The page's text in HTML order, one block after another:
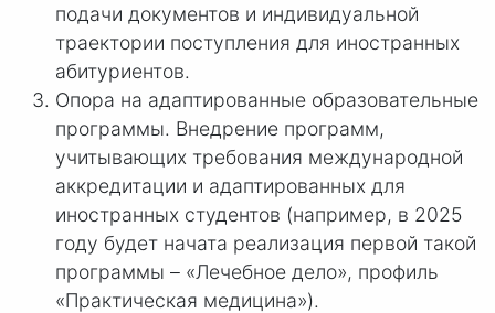
подачи документов и индивидуальной
траектории поступления для иностранных
абитуриентов.
Опора на адаптированные образовательные
программы. Внедрение программ,
учитывающих требования международной
аккредитации и адаптированных для
иностранных студентов (например, в 2025
году будет начата реализация первой такой
программы – «Лечебное дело», профиль
«Практическая медицина»).